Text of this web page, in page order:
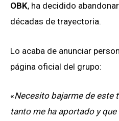
OBK, ha decidido
décadas de trayectoria.
Lo acaba de anunciar
página oficial del grupo:
«Necesito bajarme de este
tanto me ha aportado y que